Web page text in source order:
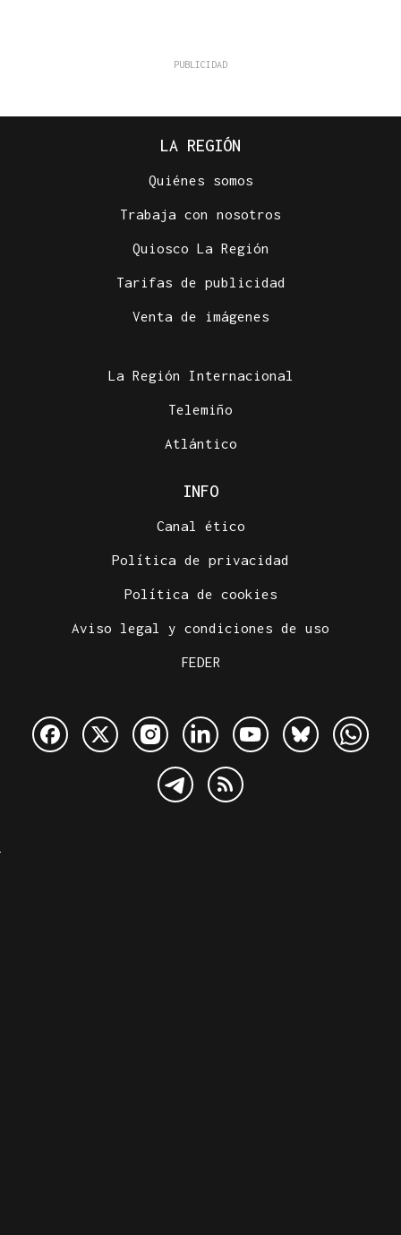
LA REGIÓN
Quiénes somos
Trabaja con nosotros
Quiosco La Región
Tarifas de publicidad
Venta de imágenes
La Región Internacional
Telemiño
Atlántico
INFO
Canal ético
Política de privacidad
Política de cookies
Aviso legal y condiciones de uso
FEDER